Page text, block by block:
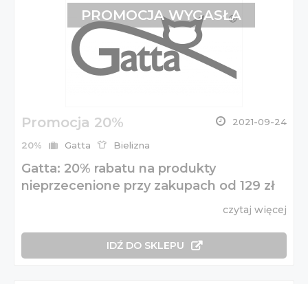
Promocja 20% 2021-09-24
20% Gatta Bielizna
Gatta: 20% rabatu na produkty
nieprzecenione przy zakupach od 129 zł
czytaj więcej
IDŹ DO SKLEPU
PROMOCJA WYGASŁA